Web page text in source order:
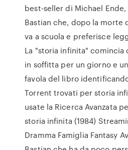
best-seller di Michael
Bastian che, dopo la morte
va a scuola e preferisce
La "storia infinita" comincia
in soffitta per un giorno e
favola del libro
Torrent trovati per storia
usate la Ricerca Avanzata
storia infinita (1984)
Dramma Famiglia Fantasy